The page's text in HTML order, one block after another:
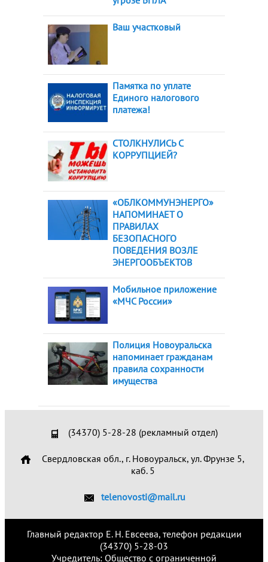
Ваш участковый
Памятка по уплате
Единого налогового
платежа!
СТОЛКНУЛИСЬ С
КОРРУПЦИЕЙ?
«ОБЛКОММУНЭНЕРГО»
НАПОМИНАЕТ О
ПРАВИЛАХ
БЕЗОПАСНОГО
ПОВЕДЕНИЯ ВОЗЛЕ
ЭНЕРГООБЪЕКТОВ
Мобильное приложение
«МЧС России»
Полиция Новоуральска
напоминает гражданам
правила сохранности
имущества
(34370) 5-28-28 (рекламный отдел)
Свердловская обл., г. Новоуральск, ул. Фрунзе 5,
каб. 5
telenovosti@mail.ru
Главный редактор Е. Н. Евсеева, телефон редакции
(34370) 5-28-03
Учредитель: Общество с ограниченной